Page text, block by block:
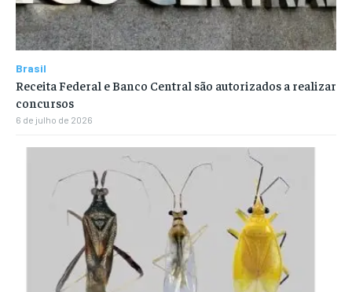
Brasil
Receita Federal e Banco Central são autorizados a realizar
concursos
6 de julho de 2026